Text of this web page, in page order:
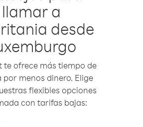
llamar a
desde
te ofrece más tiempo de
por menos dinero. Elige
flexibles opciones
con tarifas bajas: